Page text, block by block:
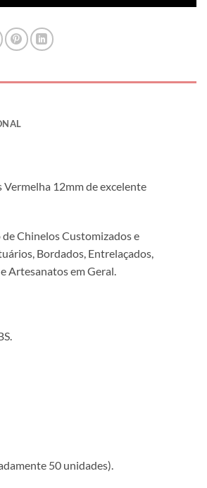
Vermelha 12mm de excelente
Chinelos Customizados e
Bordados, Entrelaçados,
Artesanatos em Geral.
50 unidades).